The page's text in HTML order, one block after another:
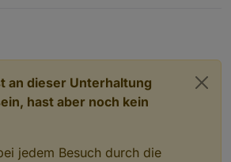
an dieser Unterhaltung
hast aber noch kein
jedem Besuch durch die